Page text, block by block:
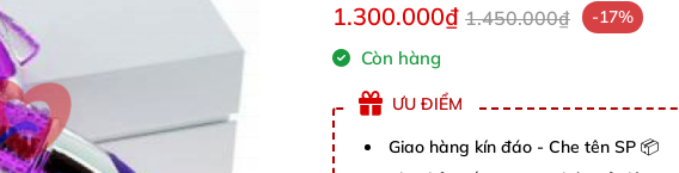
1.300.000₫ 1.450.000₫ -17%
Còn hàng
ƯU ĐIỂM
Giao hàng kín đáo - Che tên SP 📦